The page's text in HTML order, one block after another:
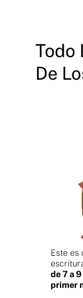
Todo
De
Este es
de 7 a
primer